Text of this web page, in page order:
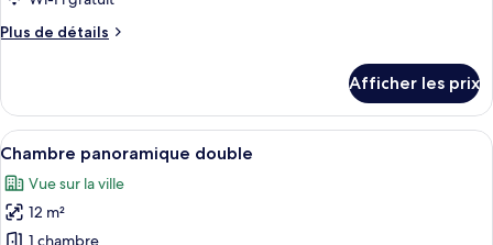
chambre :
base
Plus de détails
Plus
Chambre
de
base
Afficher les prix
Afficher
toutes
les
photos
Une chambre d’hôtel avec une
5
Chambre panoramique double
Vue sur la ville
12 m²
1 chambre